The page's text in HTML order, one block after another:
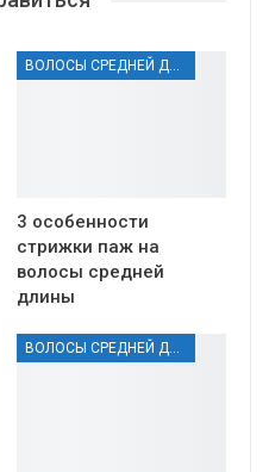
ВОЛОСЫ СРЕДНЕЙ ДЛИНЫ
3 особенности
стрижки паж на
волосы средней
длины
ВОЛОСЫ СРЕДНЕЙ ДЛИНЫ